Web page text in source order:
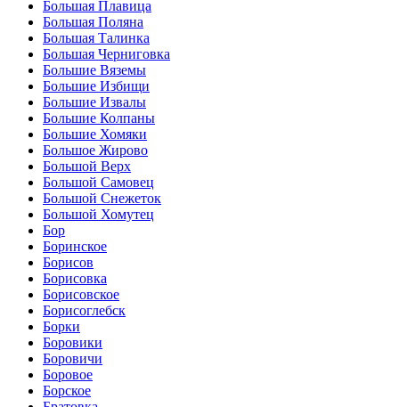
Большая Плавица
Большая Поляна
Большая Талинка
Большая Черниговка
Большие Вяземы
Большие Избищи
Большие Извалы
Большие Колпаны
Большие Хомяки
Большое Жирово
Большой Верх
Большой Самовец
Большой Снежеток
Большой Хомутец
Бор
Боринское
Борисов
Борисовка
Борисовское
Борисоглебск
Борки
Боровики
Боровичи
Боровое
Борское